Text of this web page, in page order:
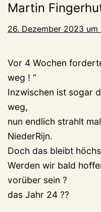
Martin
26. Dezember 2023 um
Vor 4 Wochen
weg ! “
Inzwischen ist sogar
weg,
nun endlich strahlt
NiederRijn.
Doch das bleibt
Werden wir bald
vorüber sein ?
das Jahr 24 ??